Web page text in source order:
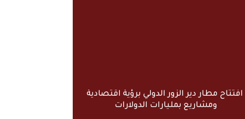
افتتاح مطار دير الزور الدولي برؤية اقتصادية
ومشاريع بمليارات الدولارات ​